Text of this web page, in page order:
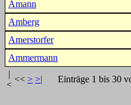
Amann
Amberg
Amerstorfer
Ammermann
|
<
<< > >| Einträge 1 bis 30